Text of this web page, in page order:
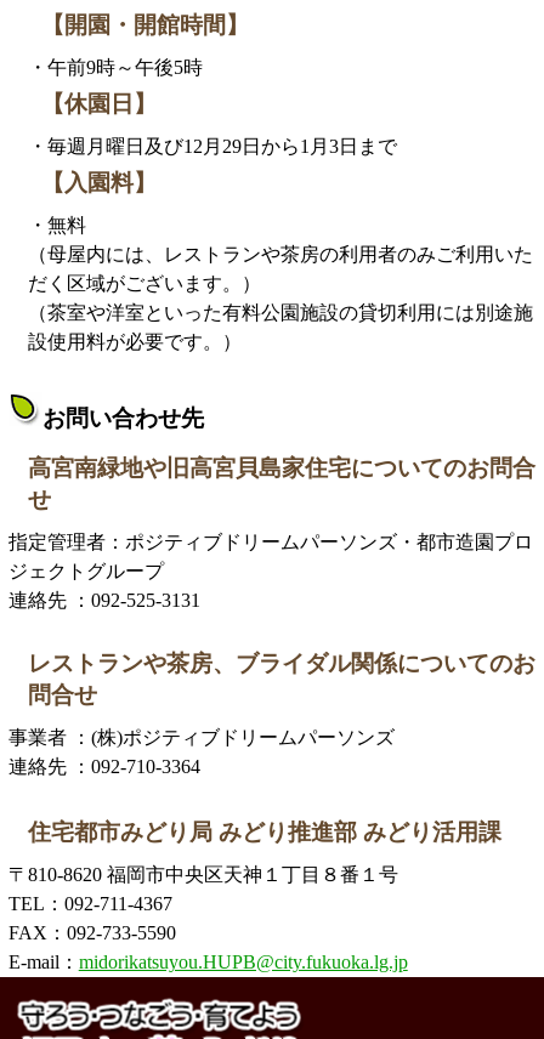
【開園・開館時間】
・午前9時～午後5時
【休園日】
・毎週月曜日及び12月29日から1月3日まで
【入園料】
・無料
（母屋内には、レストランや茶房の利用者のみご利用いた
だく区域がございます。）
（茶室や洋室といった有料公園施設の貸切利用には別途施
設使用料が必要です。）
お問い合わせ先
高宮南緑地や旧高宮貝島家住宅についてのお問合
せ
指定管理者：ポジティブドリームパーソンズ・都市造園プロ
ジェクトグループ
連絡先 ：092-525-3131
レストランや茶房、ブライダル関係についてのお
問合せ
事業者 ：(株)ポジティブドリームパーソンズ
連絡先 ：092-710-3364
住宅都市みどり局 みどり推進部 みどり活用課
〒810-8620 福岡市中央区天神１丁目８番１号
TEL：092-711-4367
FAX：092-733-5590
E-mail： midorikatsuyou.HUPB@city.fukuoka.lg.jp